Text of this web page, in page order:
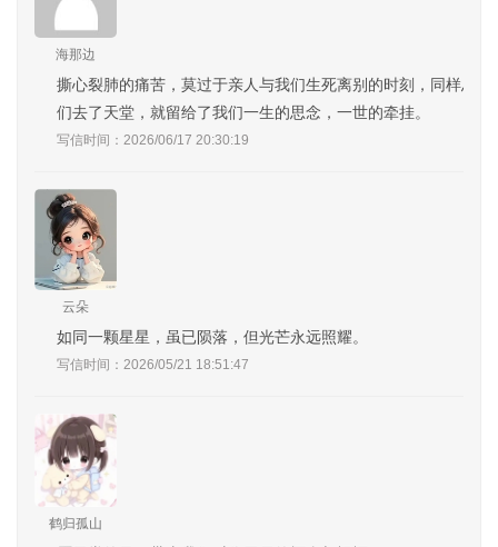
海那边
撕心裂肺的痛苦，莫过于亲人与我们生死离别的时刻，同样思
们去了天堂，就留给了我们一生的思念，一世的牵挂。
写信时间：2026/06/17 20:30:19
云朵
如同一颗星星，虽已陨落，但光芒永远照耀。
写信时间：2026/05/21 18:51:47
鹤归孤山